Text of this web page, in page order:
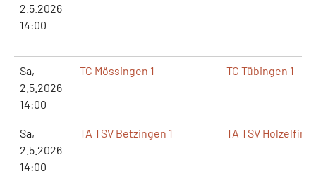
2.5.2026
14:00
Sa,
2.5.2026
14:00
TC Mössingen 1 TC Tübingen 1
Sa,
2.5.2026
14:00
TA TSV Betzingen 1 TA TSV